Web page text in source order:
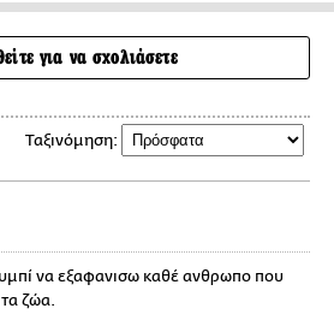
για να σχολιάσετε
Ταξινόμηση:
να εξαφανισω καθέ ανθρωπο που
τα ζώα.